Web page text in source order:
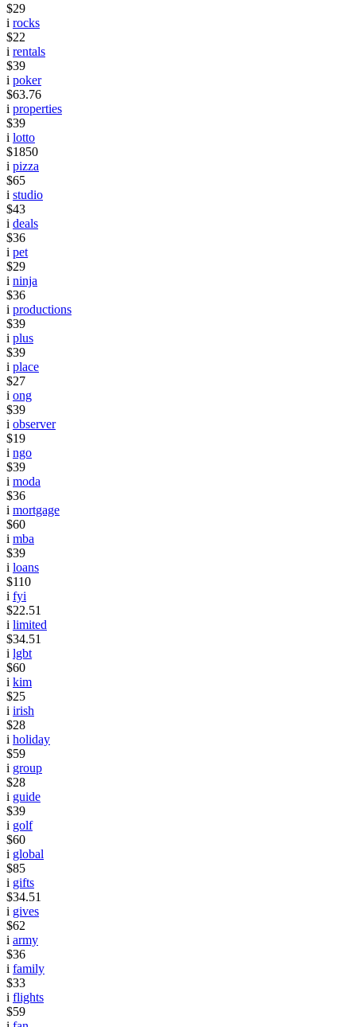
$29
i rocks
$22
i rentals
$39
i poker
$63.76
i properties
$39
i lotto
$1850
i pizza
$65
i studio
$43
i deals
$36
i pet
$29
i ninja
$36
i productions
$39
i plus
$39
i place
$27
i ong
$39
i observer
$19
i ngo
$39
i moda
$36
i mortgage
$60
i mba
$39
i loans
$110
i fyi
$22.51
i limited
$34.51
i lgbt
$60
i kim
$25
i irish
$28
i holiday
$59
i group
$28
i guide
$39
i golf
$60
i global
$85
i gifts
$34.51
i gives
$62
i army
$36
i family
$33
i flights
$59